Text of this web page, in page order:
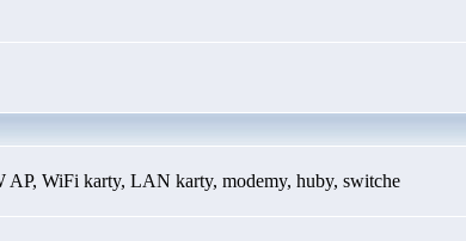
AP, WiFi karty, LAN karty, modemy, huby, switche